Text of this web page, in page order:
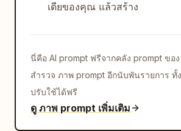
เดียของคุณ แล้วสร้าง
นี่คือ AI prompt ฟรีจากคลัง prompt ของ
สำรวจ ภาพ prompt อีกนับพันรายการ ทั้
ปรับใช้ได้ฟรี
ดู ภาพ prompt เพิ่มเติม